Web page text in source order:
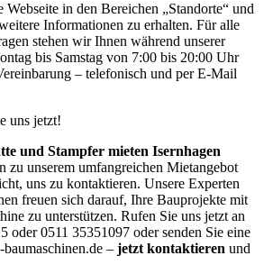
Webseite in den Bereichen „Standorte“ und
Informationen zu erhalten. Für alle
stehen wir Ihnen während unserer
bis Samstag von 7:00 bis 20:00 Uhr
– telefonisch und per E-Mail
uns jetzt!
und Stampfer mieten Isernhagen
zu unserem umfangreichen Mietangebot
uns zu kontaktieren. Unsere Experten
freuen sich darauf, Ihre Bauprojekte mit
zu unterstützen. Rufen Sie uns jetzt an
oder 0511 35351097 oder senden Sie eine
– jetzt kontaktieren und